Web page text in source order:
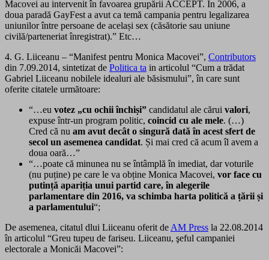
Macovei au intervenit în favoarea grupării ACCEPT. În 2006, a
doua paradă GayFest a avut ca temă campania pentru legalizarea
uniunilor între persoane de același sex (căsătorie sau uniune
civilă/parteneriat înregistrat).” Etc…
4. G. Liiceanu – “Manifest pentru Monica Macovei”, Contributors
din 7.09.2014, sintetizat de Politica ta in articolul “Cum a trădat
Gabriel Liiceanu nobilele idealuri ale băsismului”, în care sunt
oferite citatele următoare:
“…eu votez „cu ochii închiși” candidatul ale cărui valori,
expuse într-un program politic, coincid cu ale mele. (…)
Cred că nu am avut decât o singură dată în acest sfert de
secol un asemenea candidat. Și mai cred că acum îl avem a
doua oară…”
“…poate că minunea nu se întâmplă în imediat, dar voturile
(nu puține) pe care le va obține Monica Macovei, vor face cu
putință apariția unui partid care, în alegerile
parlamentare din 2016, va schimba harta politică a țării și
a parlamentului“;
De asemenea, citatul dlui Liiceanu oferit de AM Press la 22.08.2014
în articolul “Greu tupeu de fariseu. Liiceanu, şeful campaniei
electorale a Monicăi Macovei”: